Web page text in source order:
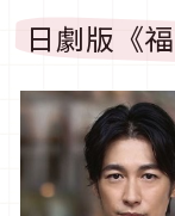
日劇版《